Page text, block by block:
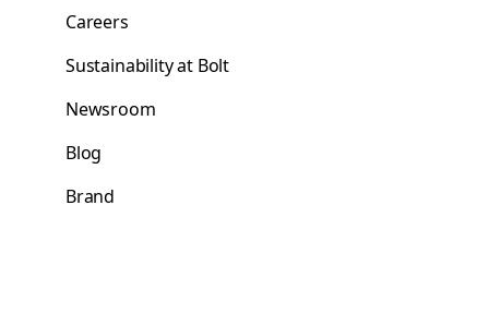
Careers
Sustainability at Bolt
Newsroom
Blog
Brand